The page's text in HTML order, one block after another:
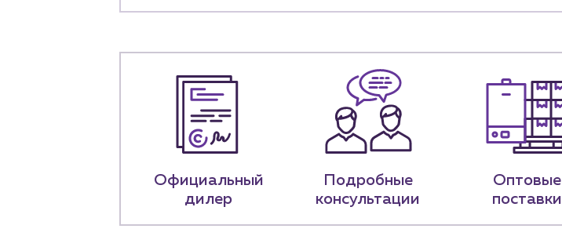
+7 (918) 070-19-79 sales@profpotok.ru
Официальный
дилер
Подробные
консультации
Оптовые
поставки